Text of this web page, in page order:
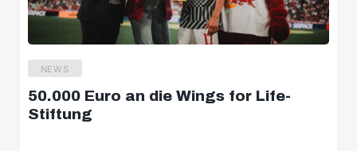
U9
NEWS
50.000 Euro an die Wings for Life-
Stiftung